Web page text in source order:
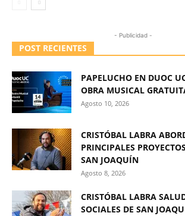
- Publicidad -
POST RECIENTES
PAPELUCHO EN DUOC
OBRA MUSICAL
Agosto 10, 2026
CRISTÓBAL LABRA
PRINCIPALES
SAN JOAQUÍN
Agosto 8, 2026
CRISTÓBAL LABRA
SOCIALES DE SAN